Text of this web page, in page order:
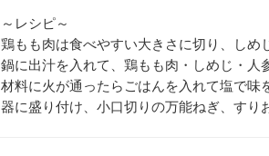
～レシピ～
鶏もも肉は食べやすい大きさに切り、し
鍋に出汁を入れて、鶏もも肉・しめじ・
材料に火が通ったらごはんを入れて塩で味
器に盛り付け、小口切りの万能ねぎ、すり